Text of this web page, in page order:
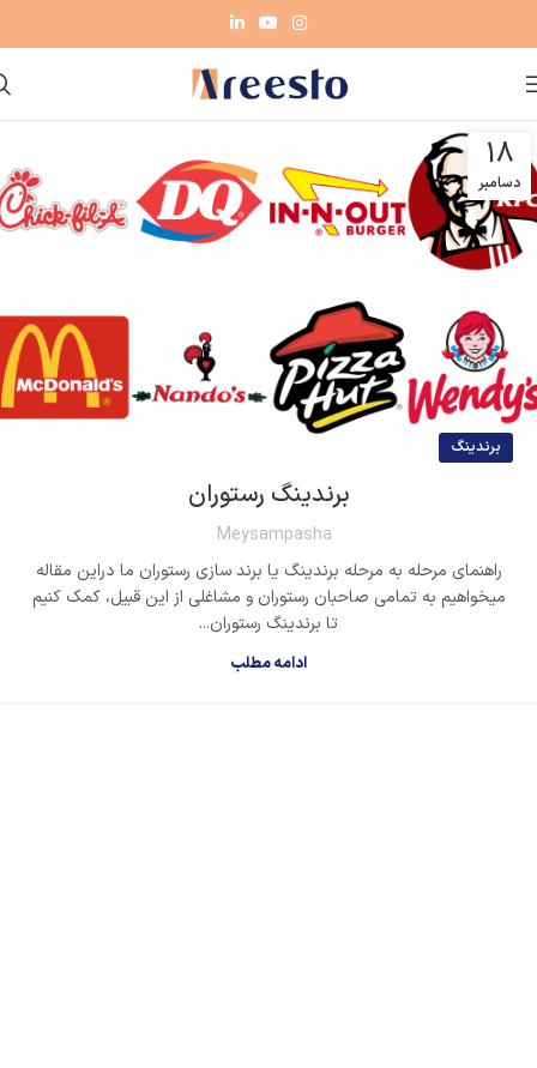
18
دسامبر
برندینگ
برندینگ رستوران
Meysampasha
راهنمای مرحله به مرحله برندینگ یا برند سازی رستوران ما دراین مقاله
میخواهیم به تمامی صاحبان رستوران و مشاغلی از این قبیل، کمک کنیم
تا برندینگ رستوران...
ادامه مطلب